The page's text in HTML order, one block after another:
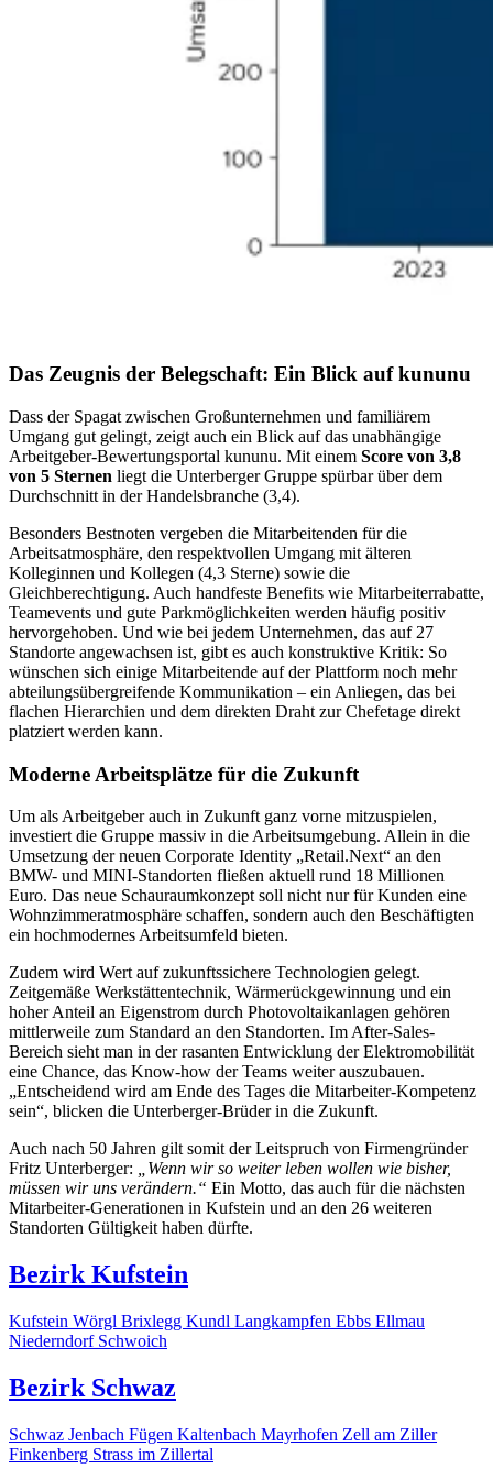
Das Zeugnis der Belegschaft: Ein Blick auf kununu
Dass der Spagat zwischen Großunternehmen und familiärem
Umgang gut gelingt, zeigt auch ein Blick auf das unabhängige
Arbeitgeber-Bewertungsportal kununu. Mit einem Score von 3,8
von 5 Sternen liegt die Unterberger Gruppe spürbar über dem
Durchschnitt in der Handelsbranche (3,4).
Besonders Bestnoten vergeben die Mitarbeitenden für die
Arbeitsatmosphäre, den respektvollen Umgang mit älteren
Kolleginnen und Kollegen (4,3 Sterne) sowie die
Gleichberechtigung. Auch handfeste Benefits wie Mitarbeiterrabatte,
Teamevents und gute Parkmöglichkeiten werden häufig positiv
hervorgehoben. Und wie bei jedem Unternehmen, das auf 27
Standorte angewachsen ist, gibt es auch konstruktive Kritik: So
wünschen sich einige Mitarbeitende auf der Plattform noch mehr
abteilungsübergreifende Kommunikation – ein Anliegen, das bei
flachen Hierarchien und dem direkten Draht zur Chefetage direkt
platziert werden kann.
Moderne Arbeitsplätze für die Zukunft
Um als Arbeitgeber auch in Zukunft ganz vorne mitzuspielen,
investiert die Gruppe massiv in die Arbeitsumgebung. Allein in die
Umsetzung der neuen Corporate Identity „Retail.Next“ an den
BMW- und MINI-Standorten fließen aktuell rund 18 Millionen
Euro. Das neue Schauraumkonzept soll nicht nur für Kunden eine
Wohnzimmeratmosphäre schaffen, sondern auch den Beschäftigten
ein hochmodernes Arbeitsumfeld bieten.
Zudem wird Wert auf zukunftssichere Technologien gelegt.
Zeitgemäße Werkstättentechnik, Wärmerückgewinnung und ein
hoher Anteil an Eigenstrom durch Photovoltaikanlagen gehören
mittlerweile zum Standard an den Standorten. Im After-Sales-
Bereich sieht man in der rasanten Entwicklung der Elektromobilität
eine Chance, das Know-how der Teams weiter auszubauen.
„Entscheidend wird am Ende des Tages die Mitarbeiter-Kompetenz
sein“, blicken die Unterberger-Brüder in die Zukunft.
Auch nach 50 Jahren gilt somit der Leitspruch von Firmengründer
Fritz Unterberger:
„Wenn wir so weiter leben wollen wie bisher,
müssen wir uns verändern.“ Ein Motto, das auch für die nächsten
Mitarbeiter-Generationen in Kufstein und an den 26 weiteren
Standorten Gültigkeit haben dürfte.
Bezirk Kufstein
Kufstein Wörgl Brixlegg Kundl Langkampfen Ebbs Ellmau
Niederndorf Schwoich
Bezirk Schwaz
Schwaz Jenbach Fügen Kaltenbach Mayrhofen Zell am Ziller
Finkenberg Strass im Zillertal